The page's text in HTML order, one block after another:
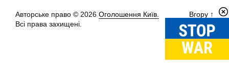
Авторське право © 2026 Оголошення Київ.
Всі права захищені.
Вгору ↑